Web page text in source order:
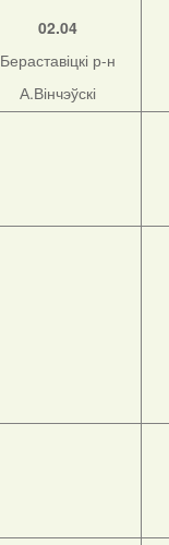
02.04
Бераставіцкі р-н
А.Вінчэўскі